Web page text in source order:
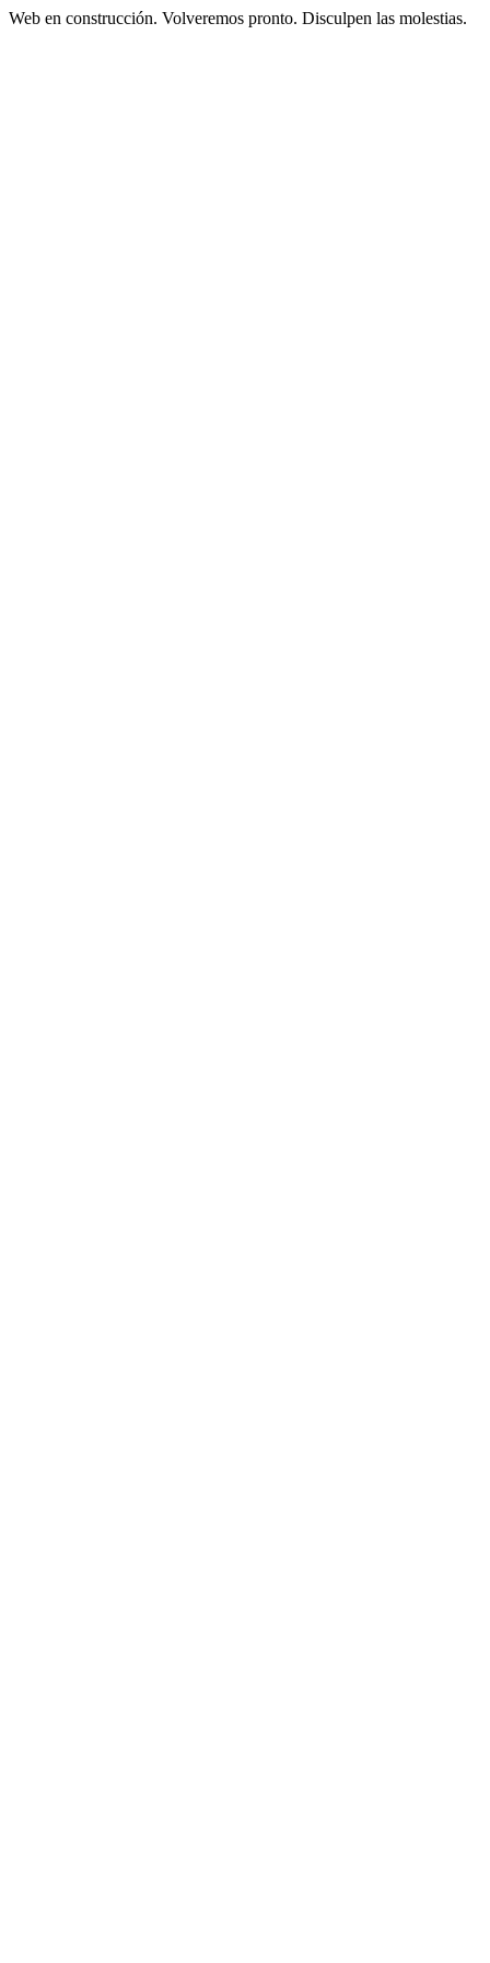
Web en construcción. Volveremos pronto. Disculpen las molestias.